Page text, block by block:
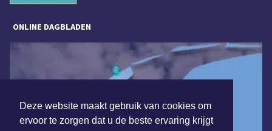
Deze website maakt gebruik van cookies om
ervoor te zorgen dat u de beste ervaring krijgt
ONLINE DAGBLADEN